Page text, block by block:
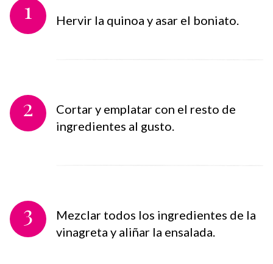
1 Hervir la quinoa y asar el boniato.
2
Cortar y emplatar con el resto de
ingredientes al gusto.
3
Mezclar todos los ingredientes de la
vinagreta y aliñar la ensalada.